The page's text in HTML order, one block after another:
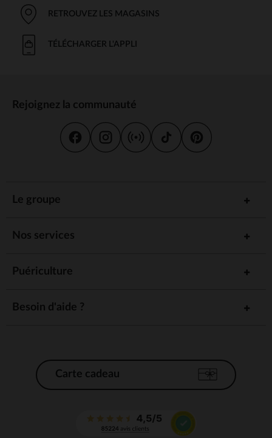
RETROUVEZ LES MAGASINS
TÉLÉCHARGER L'APPLI
Rejoignez la communauté
Le groupe
Nos services
Puériculture
Besoin d'aide ?
Carte cadeau